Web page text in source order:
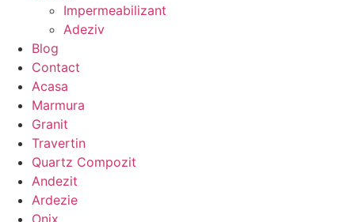
Impermeabilizant
Adeziv
Blog
Contact
Acasa
Marmura
Granit
Travertin
Quartz Compozit
Andezit
Ardezie
Onix